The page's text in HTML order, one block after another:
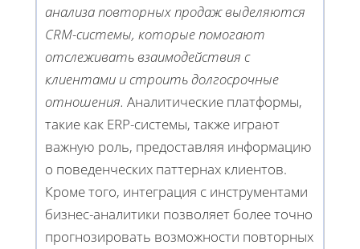
анализа повторных продаж выделяются
CRM-системы, которые помогают
отслеживать взаимодействия с
клиентами и строить долгосрочные
отношения. Аналитические платформы,
такие как ERP-системы, также играют
важную роль, предоставляя информацию
о поведенческих паттернах клиентов.
Кроме того, интеграция с инструментами
бизнес-аналитики позволяет более точно
прогнозировать возможности повторных